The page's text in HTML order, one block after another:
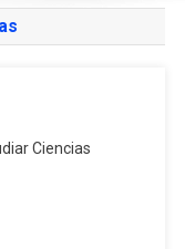
Ciencias